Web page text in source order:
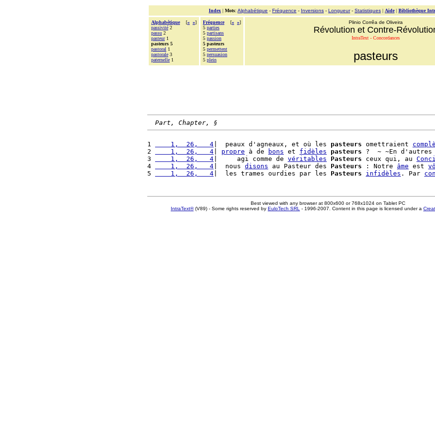
Index | Mots: Alphabétique - Fréquence - Inversions - Longueur- Statistiques | Aide| Bibliothèque
Alphabétique [« »]
passivité 2
passu 2
pasteur1
pasteurs 5
pastoral 1
pastorale 3
paternelle 1
Fréquence [« »]
5 parties
5 partisans
5 passion
5 pasteurs
5 permettent
5 persuasion
5 plein
Plinio Corrêa de Oliveira
Révolution et Contre-
IntraText - Concordances
pasteurs
Part, Chapter, §
1
    1,  26,   4
|  peaux d'agneaux, et où les pasteurs omettraient
2
    1,  26,   4
propre à de bons et fidèles pasteurs ?  ~ ~En d'autres
3
    1,  26,   4
|     agi comme de véritables Pasteurs ceux qui, au
4
    1,  26,   4
|  nous disons au Pasteur des Pasteurs : Notre âme est
5
    1,  26,   4
|  les trames ourdies par les Pasteurs infidèles . Par
Best viewed with any browser at 800x600 or 768x1024 on Tablet PC
IntraText®(V89) - Some rights reserved by EuloTech SRL - 1996-2007. Content in this page is licensed under a